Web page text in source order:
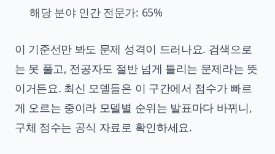
해당 분야 인간 전문가: 65%
이 기준선만 봐도 문제 성격이 드러나요. 검색으로
는 못 풀고, 전공자도 절반 넘게 틀리는 문제라는 뜻
이거든요. 최신 모델들은 이 구간에서 점수가 빠르
게 오르는 중이라 모델별 순위는 발표마다 바뀌니,
구체 점수는 공식 자료로 확인하세요.